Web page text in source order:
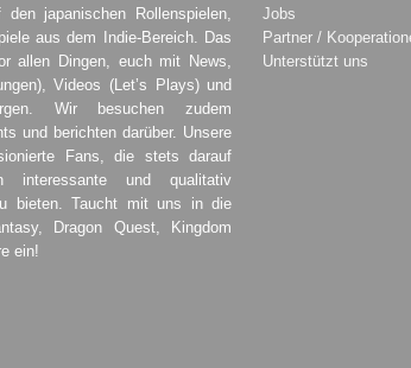
japanischen Rollenspielen,
aus dem Indie-Bereich. Das
allen Dingen, euch mit News,
Videos (Let’s Plays) und
Wir besuchen zudem
und berichten darüber. Unsere
Fans, die stets darauf
interessante und qualitativ
bieten. Taucht mit uns in die
Dragon Quest, Kingdom
ein!
Jobs
Partner /
Unterstützt uns